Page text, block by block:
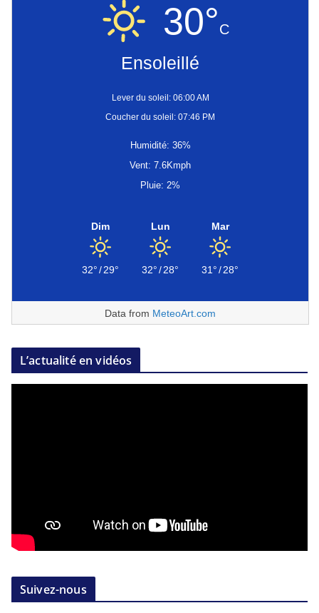
30°C
Ensoleillé
Lever du soleil: 06:00 AM
Coucher du soleil: 07:46 PM
Humidité: 36%
Vent: 7.6Kmph
Pluie: 2%
Dim
32°/29°
Lun
32°/28°
Mar
31°/28°
Data from MeteoArt.com
L’actualité en vidéos
Suivez-nous